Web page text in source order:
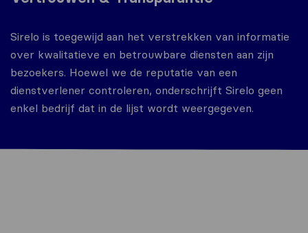
Sirelo is toegewijd aan het verstrekken van informatie
over kwalitatieve en betrouwbare diensten aan zijn
bezoekers. Hoewel we de reputatie van een
dienstverlener controleren, onderschrijft Sirelo geen
enkel bedrijf dat in de lijst wordt weergegeven.